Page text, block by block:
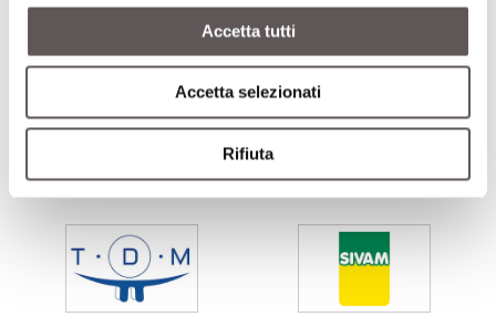
Accetta tutti
Accetta selezionati
Rifiuta